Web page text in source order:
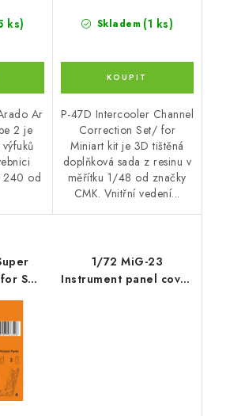
ks)
Ar
2 je
240 od
Skladem (1 ks)
P-47D Intercooler Channel
Correction Set/ for
Miniart kit je 3D tištěná
doplňková sada z resinu v
měřítku 1/48 od značky
CMK. Vnitřní vedení...
SH
kits
1/72 MiG-23
Instrument panel cover